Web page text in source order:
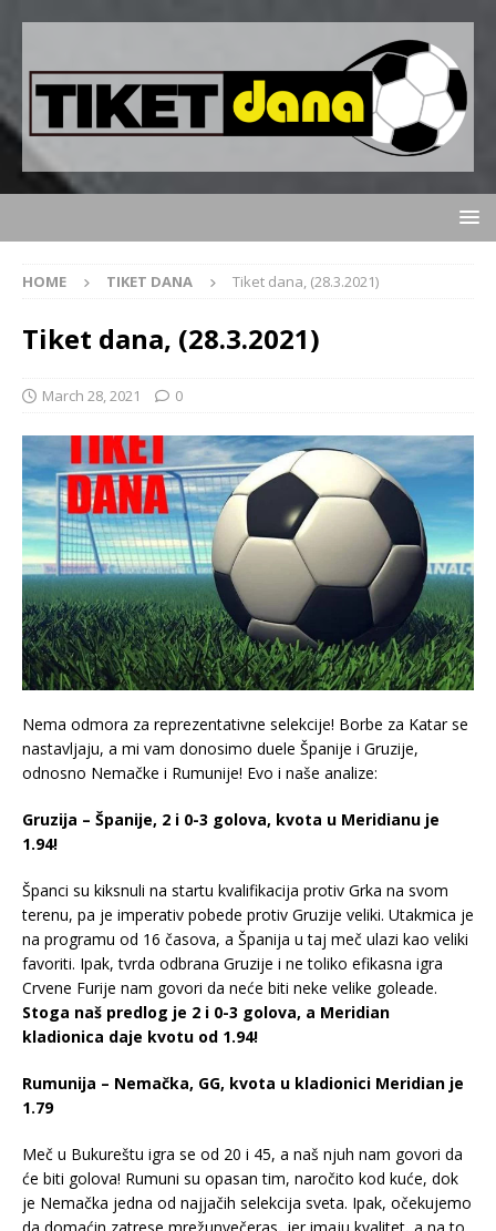
HOME TIKET DANA Tiket dana, (28.3.2021)
Tiket dana, (28.3.2021)
March 28, 2021 0
Nema odmora za reprezentativne selekcije! Borbe za Katar se
nastavljaju, a mi vam donosimo duele Španije i Gruzije,
odnosno Nemačke i Rumunije! Evo i naše analize:
Gruzija – Španije, 2 i 0-3 golova, kvota u Meridianu je
1.94!
Španci su kiksnuli na startu kvalifikacija protiv Grka na svom
terenu, pa je imperativ pobede protiv Gruzije veliki. Utakmica je
na programu od 16 časova, a Španija u taj meč ulazi kao veliki
favoriti. Ipak, tvrda odbrana Gruzije i ne toliko efikasna igra
Crvene Furije nam govori da neće biti neke velike goleade.
Stoga naš predlog je 2 i 0-3 golova, a Meridian
kladionica daje kvotu od 1.94!
Rumunija – Nemačka, GG, kvota u kladionici Meridian je
1.79
Meč u Bukureštu igra se od 20 i 45, a naš njuh nam govori da
će biti golova! Rumuni su opasan tim, naročito kod kuće, dok
je Nemačka jedna od najjačih selekcija sveta. Ipak, očekujemo